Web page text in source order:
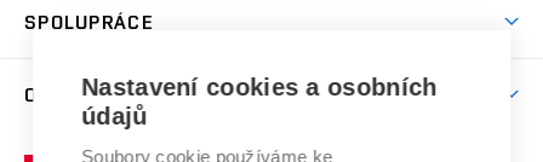
Brno
Celoživotní vzdělávání
E-přihláška
Harmonogram akademického roku
Závěrečné práce
Doktorské studium
Zpracování osobních údajů studentů
Sociální bezpečí
Studium bez bariér
Podpora podnikání
Mezinárodní vědecká rada
Systém zajišťování kvality výzkumu
SPOLUPRÁCE
Zahraniční spolupráce
Spolupráce se školami
O UNIVERZITĚ
Profil univerzity
Nastavení cookies a osobních
údajů
Soubory cookie používáme ke